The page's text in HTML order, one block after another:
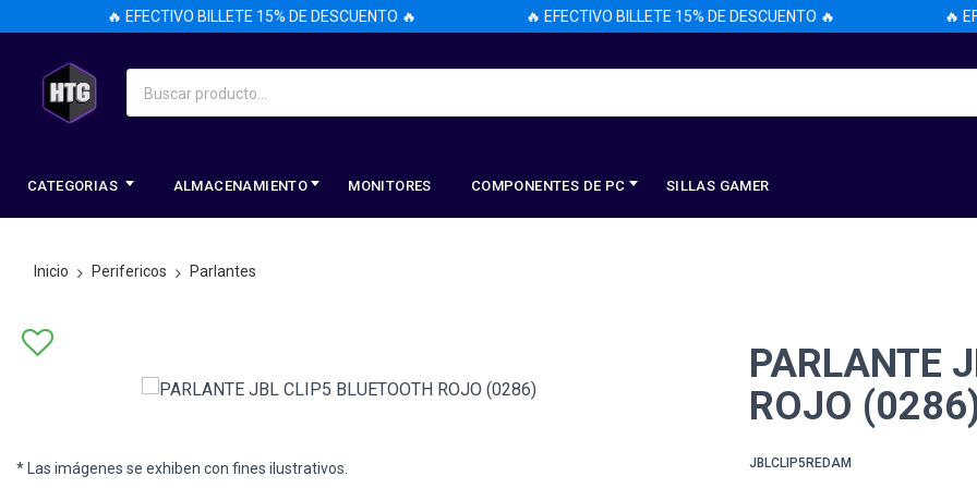
🔥 EFECTIVO BILLETE 15% DE DESCUENTO 🔥 🔥 EFECTIVO BILLETE 15% DE DESCUENTO 🔥 🔥
CATEGORIAS ALMACENAMIENTO MONITORES COMPONENTES DE PC SILLAS GAMER
Inicio Perifericos Parlantes
* Las imágenes se exhiben con fines ilustrativos.
PARLANTE
ROJO
JBLCLIP5REDAM